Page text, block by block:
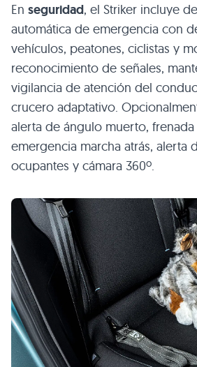
En seguridad, el Striker incluye
automática de emergencia con
vehículos, peatones, ciclistas y
reconocimiento de señales,
vigilancia de atención del
crucero adaptativo.
alerta de ángulo muerto,
emergencia marcha atrás, alerta
ocupantes y cámara 360º.